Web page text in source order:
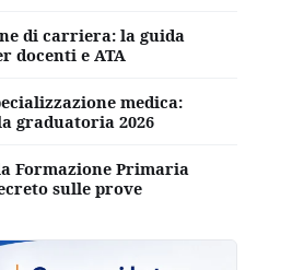
di carriera: la guida
docenti e ATA
medica:
graduatoria 2026
Formazione Primaria
sulle prove